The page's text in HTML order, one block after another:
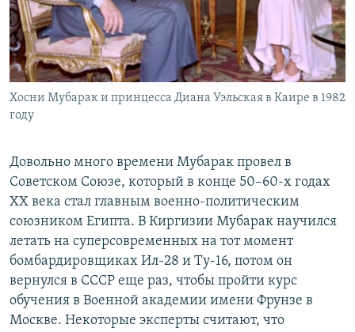
Хосни Мубарак и принцесса Диана Уэльская в Каире в 1982
году
Довольно много времени Мубарак провел в
Советском Союзе, который в конце 50–60-х годах
XX века стал главным военно-политическим
союзником Египта. В Киргизии Мубарак научился
летать на суперсовременных на тот момент
бомбардировщиках Ил-28 и Ту-16, потом он
вернулся в СССР еще раз, чтобы пройти курс
обучения в Военной академии имени Фрунзе в
Москве. Некоторые эксперты считают, что